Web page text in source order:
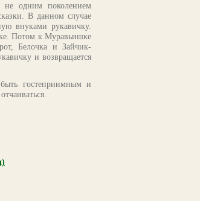
не одним поколением
В данном случае
внуками рукавичку.
Потом к Муравьишке
Белочка и Зайчик-
и возвращается
гостеприимным и